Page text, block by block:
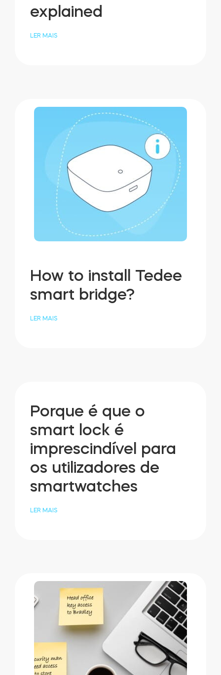
explained
LER MAIS
How to install Tedee
smart bridge?
LER MAIS
Porque é que o
smart lock é
imprescindível para
os utilizadores de
smartwatches
LER MAIS